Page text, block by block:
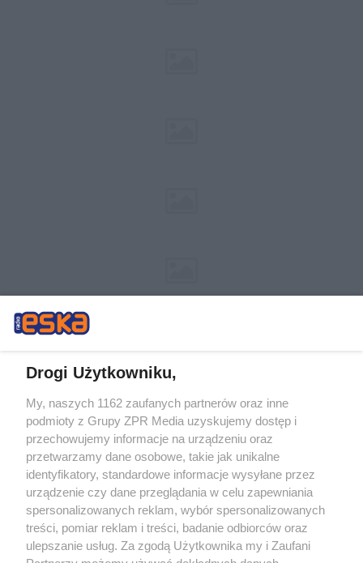
Żaden utwór zamieszczony w serwisie nie może być powielany i
rozpowszechniany lub dalej rozpowszechniany w jakikolwiek sposób (w
tym także elektroniczny lub mechaniczny) na jakimkolwiek polu
eksploatacji w jakiejkolwiek formie, włącznie z umieszczaniem w Internecie
bez pisemnej zgody właściciela praw. Jakiekolwiek użycie lub
wykorzystanie utworów w całości lub w części z naruszeniem prawa, tzn.
bez właściwej zgody, jest zabronione pod groźbą kary i może być ścigane
prawnie.
Drogi Użytkowniku,
My, naszych 1162 zaufanych partnerów oraz inne
podmioty z Grupy ZPR Media uzyskujemy dostęp i
przechowujemy informacje na urządzeniu oraz
przetwarzamy dane osobowe, takie jak unikalne
identyfikatory, standardowe informacje wysyłane przez
urządzenie czy dane przeglądania w celu zapewniania
spersonalizowanych reklam, wybór spersonalizowanych
treści, pomiar reklam i treści, badanie odbiorców oraz
ulepszanie usług. Za zgodą Użytkownika my i Zaufani